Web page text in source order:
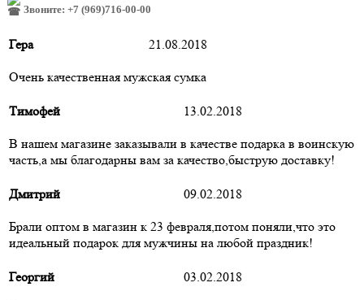
Звоните: +7 (969)716-00-00
Гера 21.08.2018
Очень качественная мужская сумка
Тимофей 13.02.2018
В нашем магазине заказывали в качестве подарка в воинскую
часть,а мы благодарны вам за качество,быструю доставку!
Дмитрий 09.02.2018
Брали оптом в магазин к 23 февраля,потом поняли,что это
идеальный подарок для мужчины на любой праздник!
Георгий 03.02.2018